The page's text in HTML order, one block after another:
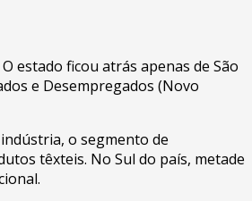
estado ficou atrás apenas de São
e Desempregados (Novo
o segmento de
têxteis. No Sul do país, metade